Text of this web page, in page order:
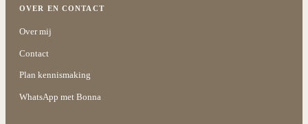
OVER EN CONTACT
Over mij
Contact
Plan kennismaking
WhatsApp met Bonna